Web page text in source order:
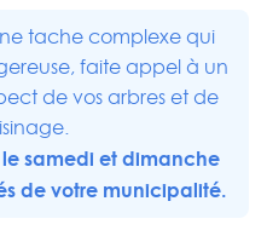
tache complexe qui
faite appel à un
de vos arbres et de
samedi et dimanche
de votre municipalité.